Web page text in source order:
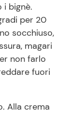
i bignè.
per 20
socchiuso,
magari
non farlo
fuori
Alla crema